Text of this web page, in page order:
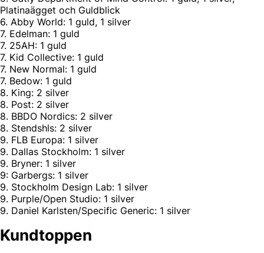
Platinaägget och Guldblick
6. Abby World: 1 guld, 1 silver
7. Edelman: 1 guld
7. 25AH: 1 guld
7. Kid Collective: 1 guld
7. New Normal: 1 guld
7. Bedow: 1 guld
8. King: 2 silver
8. Post: 2 silver
8. BBDO Nordics: 2 silver
8. Stendshls: 2 silver
9. FLB Europa: 1 silver
9. Dallas Stockholm: 1 silver
9. Bryner: 1 silver
9: Garbergs: 1 silver
9. Stockholm Design Lab: 1 silver
9. Purple/Open Studio: 1 silver
9. Daniel Karlsten/Specific Generic: 1 silver
Kundtoppen